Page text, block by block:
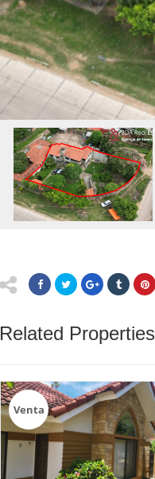
Related Properties
Venta